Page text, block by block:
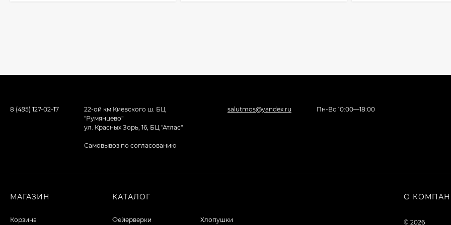
8 (495) 127-02-17
22-ой км Киевского ш. БЦ
"Румянцево"
ул. Красных Зорь, 16, БЦ "Атлас"
Самовывоз по согласованию
salutmos@yandex.ru Пн-Вс 10:00—18:00
МАГАЗИН
Корзина
КАТАЛОГ
Фейерверки Хлопушки
О
© 2026